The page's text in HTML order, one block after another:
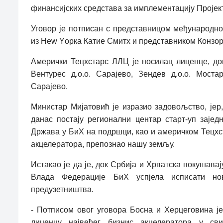
финансијских средстава за имплементацију
Уговор је потписан с представницом
из Неw Yорка Катие Смитх и представником
Амерички Тецхстарс ЛЛЦ је носилац лиценце,
Вентурес д.о.о. Сарајево, Зендев д.о.о.
Сарајево.
Министар Мијатовић је изразио задовољство,
данас постају регионални центар старт-уп
Држава у БиХ на подршци, као и америчком
акцелератора, препознао нашу земљу.
Истакао је да је, док Србија и Хрватска
Влада Федерације БиХ успјела исписати
предузетништва.
- Потписом овог уговора Босна и Херцеговина